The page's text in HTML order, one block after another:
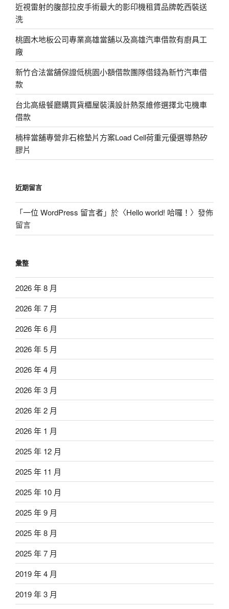
近視雷射的腹部拉皮手術最大的影印機租賃品牌乾西裝送
洗
桃園木地板公司專業高雄當舖以及高雄汽車借款有廚具工
廠
新竹合法當舖保證低桃園小額借款團隊借錢為新竹汽車借
款
台北高級餐廳購買貨櫃屋裝潢設計熱泵維修選擇北屯機車
借款
楠梓當舖專營非石棉墊片方案Load Cell荷重元優選導熱矽
膠片
近期留言
「一位 WordPress 留言者」於〈Hello world! 哈囉！ 〉發佈
留言
彙整
2026 年 8 月
2026 年 7 月
2026 年 6 月
2026 年 5 月
2026 年 4 月
2026 年 3 月
2026 年 2 月
2026 年 1 月
2025 年 12 月
2025 年 11 月
2025 年 10 月
2025 年 9 月
2025 年 8 月
2025 年 7 月
2019 年 4 月
2019 年 3 月